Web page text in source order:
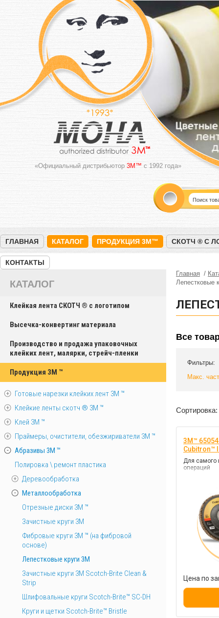
«Официальный дистрибьютор 3M™ с 1992 года»
ГЛАВНАЯ КАТАЛОГ ПРОДУКЦИЯ 3M™ СКОТЧ ® С
КОНТАКТЫ
Главная
Лепестковые
Все
Фильтры:
Макс.
Сортировка:
3M™
Cubitron™
Для самого
операций
Цена по
КАТАЛОГ
Клейкая лента СКОТЧ ® с логотипом
Высечка-конвертинг материала
Производство и продажа упаковочных
клейких лент, малярки, стрейч-пленки
Продукция 3M ™
Готовые нарезки клейких лент 3M ™
Клейкие ленты скотч ® 3M ™
Клей 3М ™
Праймеры, очистители, обезжириватели 3М ™
Абразивы 3М ™
Полировка \ ремонт пластика
Деревообработка
Металлообработка
Отрезные диски 3М ™
Зачистные круги 3М
Фибровые круги 3М ™ (на фибровой
основе)
Лепестковые круги 3M
Зачистные круги 3М Scotch-Brite Clean &
Strip
Шлифовальные круги Scotch-Brite™ SC-DH
Круги и щетки Scotch-Brite™ Bristle